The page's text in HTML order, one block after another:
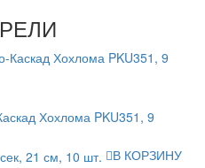
Хохлома PKU351, 9
В КОРЗИНУ